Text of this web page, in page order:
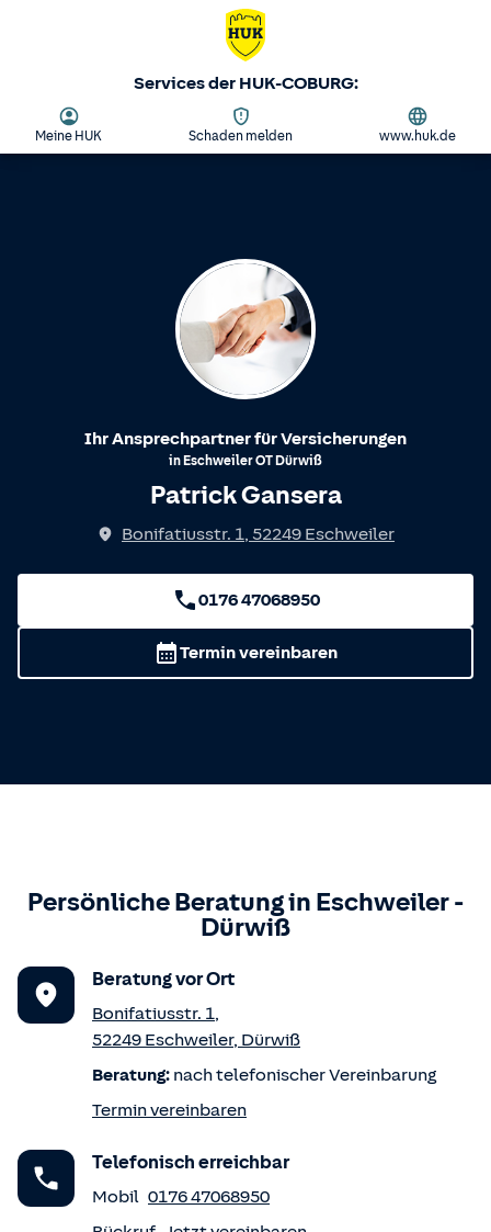
Services der HUK-COBURG:
Meine HUK Schaden melden www.huk.de
Ihr Ansprechpartner für Versicherungen
in EschweilerOT Dürwiß
Patrick Gansera
Bonifatiusstr. 1, 52249 Eschweiler
0176 47068950
Termin vereinbaren
Persönliche Beratung in Eschweiler-
Dürwiß
Beratung vor Ort
Bonifatiusstr. 1,
52249 Eschweiler, Dürwiß
Beratung: nach telefonischer Vereinbarung
Termin vereinbaren
Telefonisch erreichbar
Mobil 0176 47068950